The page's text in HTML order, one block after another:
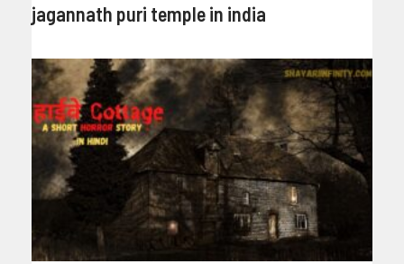
jagannath puri temple in india